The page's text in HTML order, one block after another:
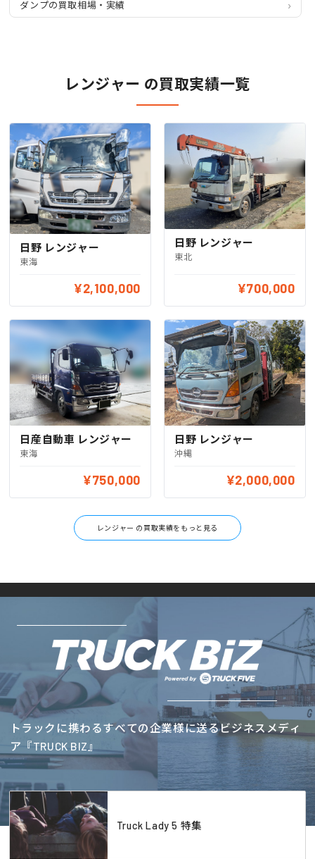
ダンプの買取相場・実績
レンジャー の買取実績一覧
日野 レンジャー
東海
¥2,100,000
日野 レンジャー
東北
¥700,000
日産自動車 レンジャー
東海
¥750,000
日野 レンジャー
沖縄
¥2,000,000
レンジャー の買取実績をもっと見る
トラックに携わるすべての企業様に送るビジネスメディ
ア『TRUCK BIZ』
Truck Lady 5 特集